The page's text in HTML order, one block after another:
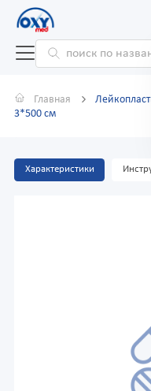
Главная
3*500 см
Характеристики